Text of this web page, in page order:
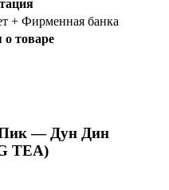
+ Фирменная банка
товаре
— Дун Дин
TEA)